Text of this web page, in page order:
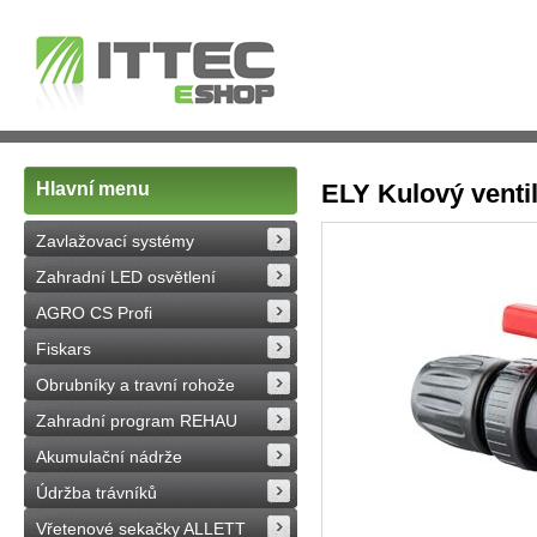
Hlavní menu
Zavlažovací systémy
Zahradní LED osvětlení
AGRO CS Profi
Fiskars
Obrubníky a travní rohože
Zahradní program REHAU
Akumulační nádrže
Údržba trávníků
Vřetenové sekačky ALLETT
ELY Kulový